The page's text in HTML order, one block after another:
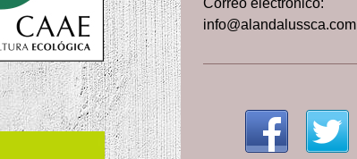
info@alandalussca.com